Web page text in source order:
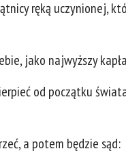
ręką uczynionej,
jako najwyższy
od początku
a potem będzie sąd: